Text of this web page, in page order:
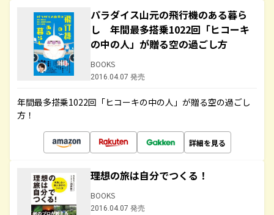
パラダイス山元の飛行機のある暮ら
し 年間最多搭乗1022回「ヒコーキ
の中の人」が贈る空の過ごし方
BOOKS
2016.04.07 発売
年間最多搭乗1022回「ヒコーキの中の人」が贈る空の過ごし
方！
詳細を見る
理想の旅は自分でつくる！
BOOKS
2016.04.07 発売